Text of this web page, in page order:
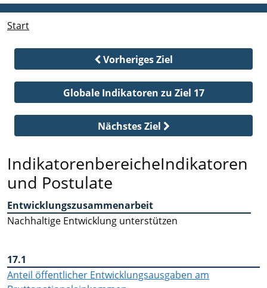
Start
Vorheriges Ziel
Globale Indikatoren zu Ziel 17
Nächstes Ziel
Indikatorenbereiche
und Postulate
Indikatoren
Entwicklungszusammenarbeit
Nachhaltige Entwicklung unterstützen
17.1
Anteil öffentlicher Entwicklungsausgaben am